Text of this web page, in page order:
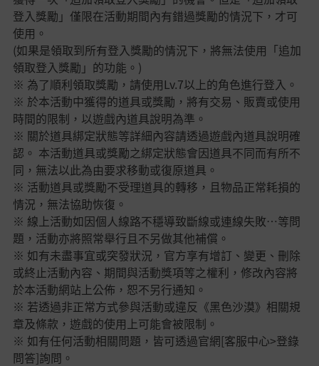
登入獎勵」僅限在活動期間內有錯過獎勵的情況下，才可
使用。
(如果是領取到所有登入獎勵的情況下，將無法使用「追加
領取登入獎勵」的功能。)
※ 為了順利領取獎勵，請使用Lv.7以上的角色進行登入。
※ 於本活動中獲得的道具或獎勵，將有交易、販賣或使用
時間的限制，以遊戲內道具說明為準。
※ 關於道具綁定狀態等詳細內容請透過遊戲內道具說明確
認。 本活動道具或獎勵之綁定狀態會因道具不同而有所不
同，無法以此為由要求移動或復原道具。
※ 活動道具或獎勵不受理道具的轉移，且物品正常耗損的
情況，無法協助恢復。
※ 線上活動如因個人線路不穩導致斷線或連線失敗…等問
題，活動亦將照常舉行且不另做其他補償。
※ 如有未盡事宜或突發狀況，官方享有增訂、變更、刪除
或終止活動內容、期間與活動獎項等之權利，修改內容將
於本活動網站上公佈，恕不另行通知。
※ 若‌透‌過‌非‌正‌常‌方‌式‌參‌與‌活‌動‌或‌違‌反‌《黑‌色‌沙‌漠》‌相‌關‌規‌
章‌及‌條‌款‌，‌遊‌戲‌的‌使‌用‌上‌可‌能‌會‌被‌限‌制。‌
※ 如‌有‌任‌何‌活‌動‌相‌關‌問‌題‌，‌皆‌可‌透‌過‌官‌網‌[客服中心>登錄
問答]‌詢‌問。